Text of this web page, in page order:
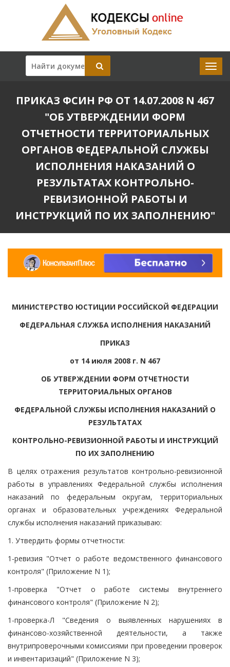
ПРИКАЗ ФСИН РФ ОТ 14.07.2008 N 467
"ОБ УТВЕРЖДЕНИИ ФОРМ
ОТЧЕТНОСТИ ТЕРРИТОРИАЛЬНЫХ
ОРГАНОВ ФЕДЕРАЛЬНОЙ СЛУЖБЫ
ИСПОЛНЕНИЯ НАКАЗАНИЙ О
РЕЗУЛЬТАТАХ КОНТРОЛЬНО-
РЕВИЗИОННОЙ РАБОТЫ И
ИНСТРУКЦИЙ ПО ИХ ЗАПОЛНЕНИЮ"
МИНИСТЕРСТВО ЮСТИЦИИ РОССИЙСКОЙ ФЕДЕРАЦИИ
ФЕДЕРАЛЬНАЯ СЛУЖБА ИСПОЛНЕНИЯ НАКАЗАНИЙ
ПРИКАЗ
от 14 июля 2008 г. N 467
ОБ УТВЕРЖДЕНИИ ФОРМ ОТЧЕТНОСТИ
ТЕРРИТОРИАЛЬНЫХ ОРГАНОВ
ФЕДЕРАЛЬНОЙ СЛУЖБЫ ИСПОЛНЕНИЯ НАКАЗАНИЙ О
РЕЗУЛЬТАТАХ
КОНТРОЛЬНО-РЕВИЗИОННОЙ РАБОТЫ И ИНСТРУКЦИЙ
ПО ИХ ЗАПОЛНЕНИЮ
В целях отражения результатов контрольно-ревизионной
работы в управлениях Федеральной службы исполнения
наказаний по федеральным округам, территориальных
органах и образовательных учреждениях Федеральной
службы исполнения наказаний приказываю:
1. Утвердить формы отчетности:
1-ревизия "Отчет о работе ведомственного финансового
контроля" (Приложение N 1);
1-проверка "Отчет о работе системы внутреннего
финансового контроля" (Приложение N 2);
1-проверка-Л "Сведения о выявленных нарушениях в
финансово-хозяйственной деятельности, а также
внутрипроверочными комиссиями при проведении проверок
и инвентаризаций" (Приложение N 3);